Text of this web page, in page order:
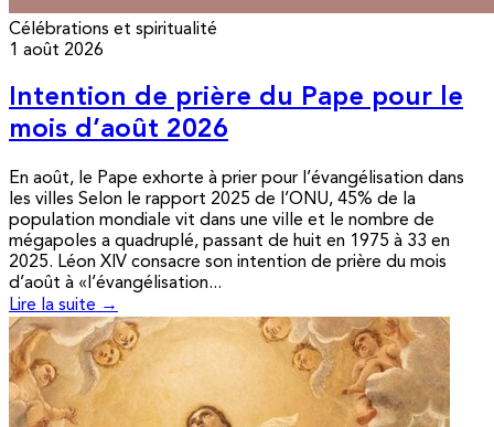
Célébrations et spiritualité
1 août 2026
Intention de prière du Pape pour le
mois d’août 2026
En août, le Pape exhorte à prier pour l’évangélisation dans
les villes Selon le rapport 2025 de l’ONU, 45% de la
population mondiale vit dans une ville et le nombre de
mégapoles a quadruplé, passant de huit en 1975 à 33 en
2025. Léon XIV consacre son intention de prière du mois
d’août à «l’évangélisation...
Lire la suite →